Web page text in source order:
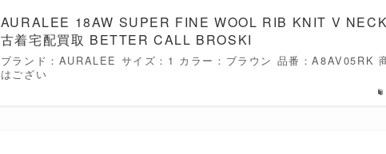
AURALEE 18AW SUPER FINE WOOL RIB KNIT V
古着宅配買取 BETTER CALL BROSKI
ブランド：AURALEE サイズ：1 カラー：ブラウン 品番：A8AV05RK
はござい